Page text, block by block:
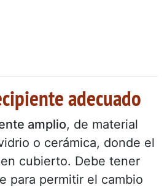
adecuado
amplio, de material
o cerámica, donde el
cubierto. Debe tener
para permitir el cambio